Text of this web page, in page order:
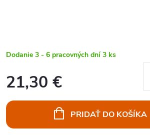
Dodanie 3 - 6 pracovných dní 3 ks
21,30 €
cena:
PRIDAŤ DO KOŠÍKA